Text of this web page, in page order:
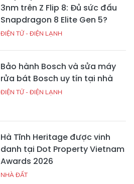
3nm trên Z Flip 8: Đủ sức đấu
Snapdragon 8 Elite Gen 5?
ĐIỆN TỬ - ĐIỆN LẠNH
Bảo hành Bosch và sửa máy
rửa bát Bosch uy tín tại nhà
ĐIỆN TỬ - ĐIỆN LẠNH
Hà Tĩnh Heritage được vinh
danh tại Dot Property Vietnam
Awards 2026
NHÀ ĐẤT